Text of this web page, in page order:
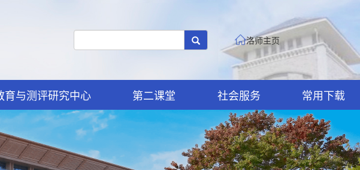
洛师主页
育与测评研究中心 第二课堂 社会服务 常用下载